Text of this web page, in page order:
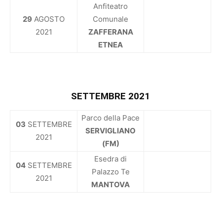
29 AGOSTO
2021
Anfiteatro
Comunale
ZAFFERANA
ETNEA
SETTEMBRE 2021
03 SETTEMBRE
2021
Parco della Pace
SERVIGLIANO
(FM)
04SETTEMBRE
2021
Esedra di
Palazzo Te
MANTOVA